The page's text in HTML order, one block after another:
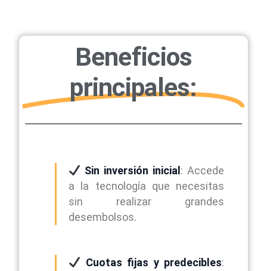
Beneficios
principales:
Sin inversión inicial : Accede
a la tecnología que necesitas
sin realizar grandes
desembolsos.
Cuotas fijas y predecibles: